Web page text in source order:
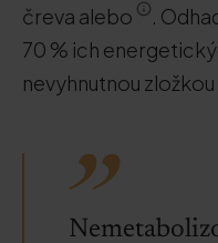
čreva alebo
.
70 % ich
nevyhnutnou